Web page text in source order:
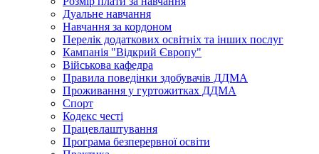
Дуальне навчання
Навчання за кордоном
Перелік додаткових освітніх та інших послуг
Кампанія "Відкрий Європу"
Військова кафедра
Правила поведінки здобувачів ДДМА
Проживання у гуртожитках ДДМА
Спорт
Кодекс честі
Працевлаштування
Програма безперервної освіти